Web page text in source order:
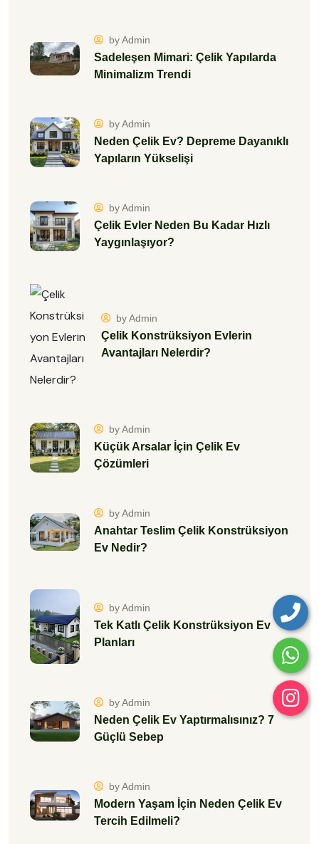
by Admin
Sadeleşen Mimari: Çelik Yapılarda
Minimalizm Trendi
by Admin
Neden Çelik Ev? Depreme Dayanıklı
Yapıların Yükselişi
by Admin
Çelik Evler Neden Bu Kadar Hızlı
Yaygınlaşıyor?
by Admin
Çelik Konstrüksiyon Evlerin
Avantajları Nelerdir?
by Admin
Küçük Arsalar İçin Çelik Ev
Çözümleri
by Admin
Anahtar Teslim Çelik Konstrüksiyon
Ev Nedir?
by Admin
Tek Katlı Çelik Konstrüksiyon Ev
Planları
by Admin
Neden Çelik Ev Yaptırmalısınız? 7
Güçlü Sebep
by Admin
Modern Yaşam İçin Neden Çelik Ev
Tercih Edilmeli?